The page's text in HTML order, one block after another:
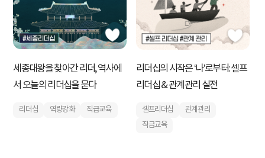
세종대왕을 찾아간 리더, 역사에
서 오늘의 리더십을 묻다
리더십 역량강화 직급교육
리더십의 시작은 ‘나’로부터: 셀프
리더십 & 관계관리 실전
셀프리더십
관계관리
직급교육